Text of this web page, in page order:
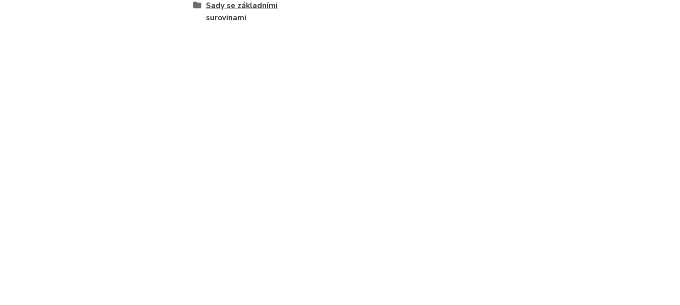
Sady se základními
surovinami